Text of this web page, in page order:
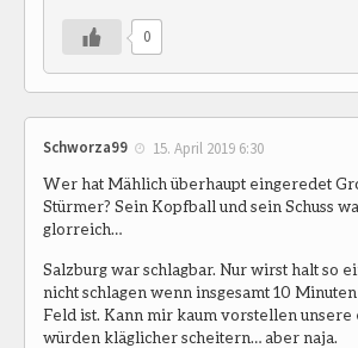
0
Schworza99 15. April 2019 6:30
Wer hat Mählich überhaupt eingeredet
Stürmer? Sein Kopfball und sein Schuss
glorreich…
Salzburg war schlagbar. Nur wirst halt so
nicht schlagen wenn insgesamt 10
Feld ist. Kann mir kaum vorstellen unsere
würden kläglicher scheitern… aber naja.